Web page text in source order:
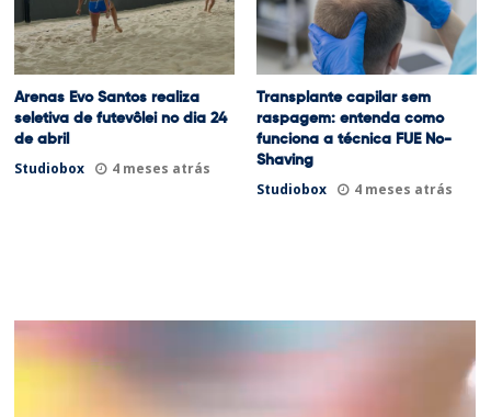
Arenas Evo Santos realiza
seletiva de futevôlei no dia 24
de abril
Studiobox 4 meses atrás
Transplante capilar sem
raspagem: entenda como
funciona a técnica FUE No-
Shaving
Studiobox 4 meses atrás